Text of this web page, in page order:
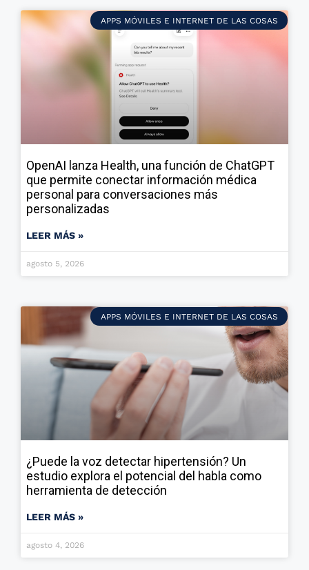
APPS MÓVILES E INTERNET DE LAS COSAS
OpenAI lanza Health, una función de ChatGPT
que permite conectar información médica
personal para conversaciones más
personalizadas
LEER MÁS »
agosto 5, 2026
APPS MÓVILES E INTERNET DE LAS COSAS
¿Puede la voz detectar hipertensión? Un
estudio explora el potencial del habla como
herramienta de detección
LEER MÁS »
agosto 4, 2026